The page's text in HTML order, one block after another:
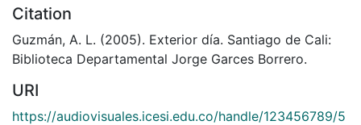
Citation
Guzmán, A. L. (2005). Exterior día. Santiago de Cali:
Biblioteca Departamental Jorge Garces Borrero.
URI
https://audiovisuales.icesi.edu.co/handle/123456789/5